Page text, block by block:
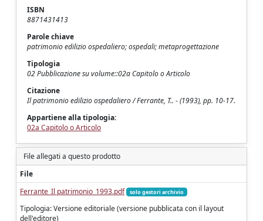
ISBN
8871431413
Parole chiave
patrimonio edilizio ospedaliero; ospedali; metaprogettazione
Tipologia
02 Pubblicazione su volume::02a Capitolo o Articolo
Citazione
Il patrimonio edilizio ospedaliero / Ferrante, T.. - (1993), pp. 10-17.
Appartiene alla tipologia:
02a Capitolo o Articolo
File allegati a questo prodotto
File
Ferrante_Il patrimonio_1993.pdf
solo gestori archivio
Tipologia: Versione editoriale (versione pubblicata con il layout
dell'editore)